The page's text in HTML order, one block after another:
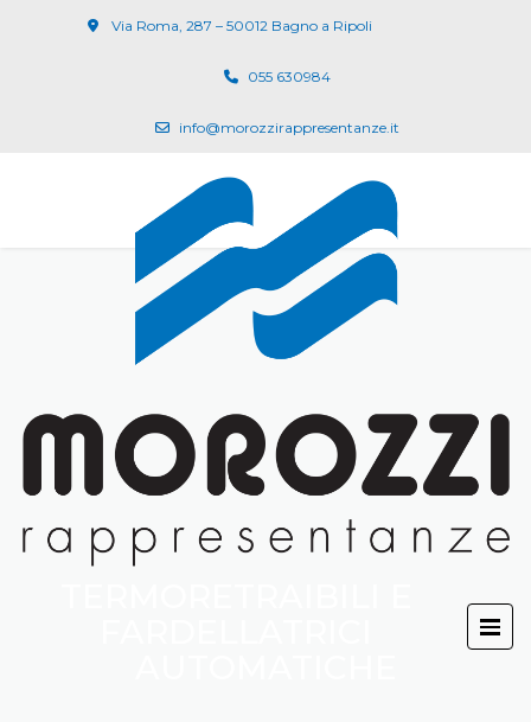
Via Roma, 287 – 50012 Bagno a Ripoli
055 630984
info@morozzirappresentanze.it